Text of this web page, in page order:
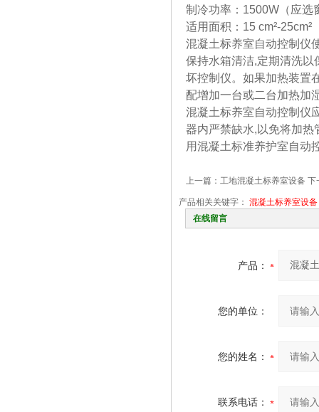
制冷功率：1500W（应选
适用面积：15 cm²-25cm²
混凝土标养室自动控制仪
保持水箱清洁,定期清洗以
坏控制仪。如果加热装置
配增加一台或二台加热加
混凝土标养室自动控制仪
器内严禁缺水,以免将加热
用混凝土标准养护室自动
上一篇： 工地混凝土标养室设备 下
产品相关关键字： 混凝土标养室设备
在线留言
产品：
您的单位：
您的姓名：
联系电话：